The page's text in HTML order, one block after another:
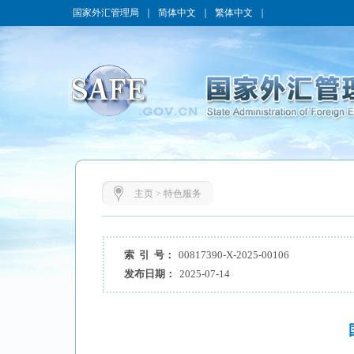
国家外汇管理局 简体中文 繁体中文
主页> 特色服务
索 引 号：
00817390-X-2025-00106
发布日期：
2025-07-14